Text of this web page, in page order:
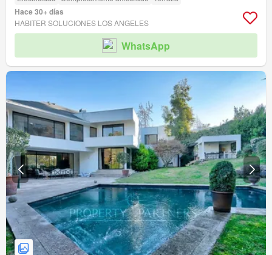
Hace 30+ días
HABITER SOLUCIONES LOS ANGELES
WhatsApp